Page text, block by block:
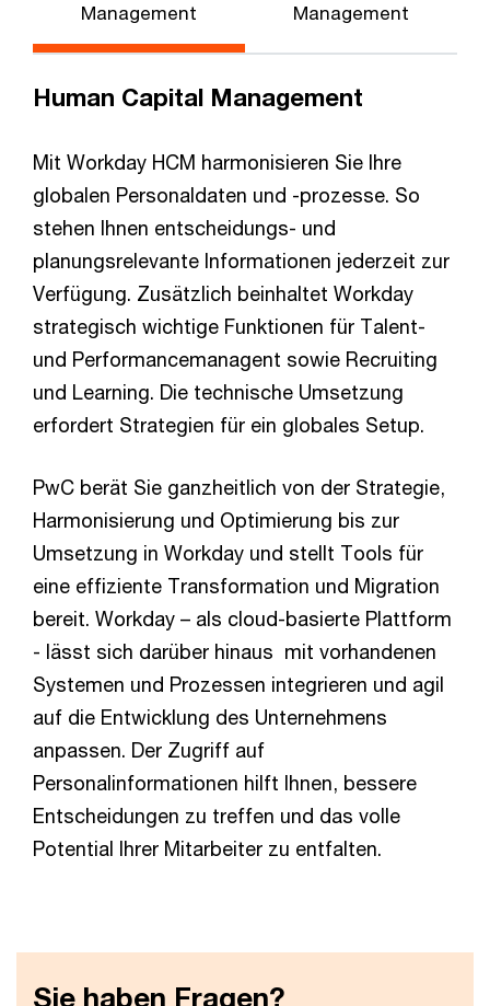
Management
Management
Human Capital Management
Mit Workday HCM harmonisieren Sie Ihre
globalen Personaldaten und -prozesse. So
stehen Ihnen entscheidungs- und
planungsrelevante Informationen jederzeit zur
Verfügung. Zusätzlich beinhaltet Workday
strategisch wichtige Funktionen für Talent-
und Performancemanagent sowie Recruiting
und Learning. Die technische Umsetzung
erfordert Strategien für ein globales Setup.
PwC berät Sie ganzheitlich von der Strategie,
Harmonisierung und Optimierung bis zur
Umsetzung in Workday und stellt Tools für
eine effiziente Transformation und Migration
bereit. Workday – als cloud-basierte Plattform
- lässt sich darüber hinaus mit vorhandenen
Systemen und Prozessen integrieren und agil
auf die Entwicklung des Unternehmens
anpassen. Der Zugriff auf
Personalinformationen hilft Ihnen, bessere
Entscheidungen zu treffen und das volle
Potential Ihrer Mitarbeiter zu entfalten.
Sie haben Fragen?